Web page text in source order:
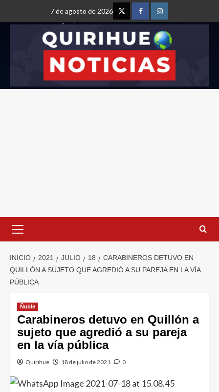
7 de agosto de 2026
INICIO 2021 JULIO 18
CARABINEROS DETUVO EN
QUILLÓN A SUJETO QUE AGREDIÓ A SU PAREJA EN LA VÍA
PÚBLICA
Ñuble
Carabineros detuvo en Quillón a
sujeto que agredió a su pareja
en la vía pública
Quirihue 18 de julio de 2021 0